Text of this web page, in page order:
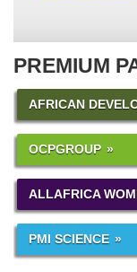
PREMIUM
AFRICAN
OCPGROUP
ALLAFRICA
PMI SCIENCE